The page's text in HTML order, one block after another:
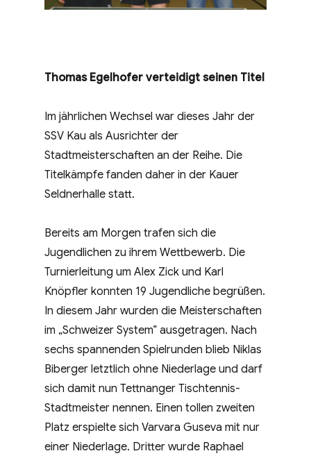
Thomas Egelhofer verteidigt seinen Titel
Im jährlichen Wechsel war dieses Jahr der
SSV Kau als Ausrichter der
Stadtmeisterschaften an der Reihe. Die
Titelkämpfe fanden daher in der Kauer
Seldnerhalle statt.
Bereits am Morgen trafen sich die
Jugendlichen zu ihrem Wettbewerb. Die
Turnierleitung um Alex Zick und Karl
Knöpfler konnten 19 Jugendliche begrüßen.
In diesem Jahr wurden die Meisterschaften
im „Schweizer System“ ausgetragen. Nach
sechs spannenden Spielrunden blieb Niklas
Biberger letztlich ohne Niederlage und darf
sich damit nun Tettnanger Tischtennis-
Stadtmeister nennen. Einen tollen zweiten
Platz erspielte sich Varvara Guseva mit nur
einer Niederlage. Dritter wurde Raphael